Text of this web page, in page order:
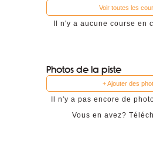
Voir toutes les
Il n'y a aucune course en
Photos de la piste
+ Ajouter des
Il n'y a pas encore de
Vous en avez?